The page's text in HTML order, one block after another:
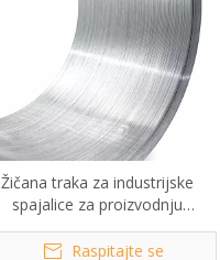
Žičana traka za industrijske
spajalice za proizvodnju
spajalica, Brads čavala
Raspitajte se